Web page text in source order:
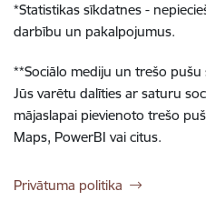
*Statistikas sīkdatnes -
darbību un pakalpojumus.
**Sociālo mediju un trešo pušu
Jūs varētu dalīties ar saturu
mājaslapai pievienoto trešo
Maps, PowerBI vai citus.
Privātuma politika